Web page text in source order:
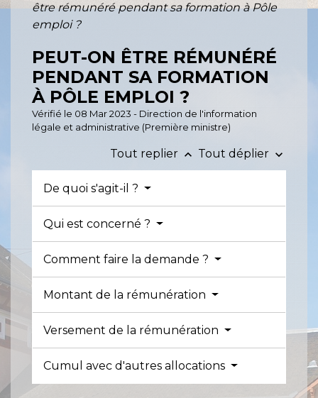
être rémunéré pendant sa formation à Pôle
emploi ?
PEUT-ON ÊTRE RÉMUNÉRÉ
PENDANT SA FORMATION
À PÔLE EMPLOI ?
Vérifié le 08 Mar 2023 - Direction de l'information
légale et administrative (Première ministre)
Tout replier keyboard_arrow_up Tout déplier keyboard_arrow_down
De quoi s'agit-il ?
Qui est concerné ?
Comment faire la demande ?
Montant de la rémunération
Versement de la rémunération
Cumul avec d'autres allocations